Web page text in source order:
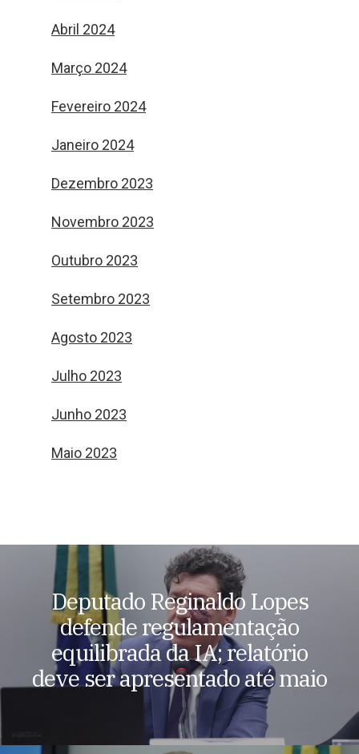
Abril 2024
Março 2024
Fevereiro 2024
Janeiro 2024
Dezembro 2023
Novembro 2023
Outubro 2023
Setembro 2023
Agosto 2023
Julho 2023
Junho 2023
Maio 2023
Deputado Reginaldo Lopes
defende regulamentação
equilibrada da IA; relatório
deve ser apresentado até maio